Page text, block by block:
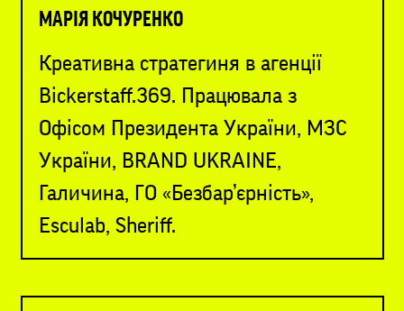
МАРІЯ КОЧУРЕНКО
Креативна стратегиня в агенції
Bickerstaff.369. Працювала з
Офісом Президента України, МЗС
України, BRAND UKRAINE,
Галичина, ГО «Безбар’єрність»,
Esculab, Sheriff.